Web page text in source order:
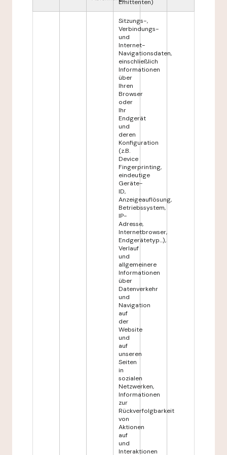
Emittenten)
Sitzungs-,
Verbindungs-
und
Internet-
Navigationsdaten,
einschließlich
Informationen
über
Ihren
Browser
oder
Ihr
Endgerät
und
deren
Konfiguration
(z.B.
Device
Fingerprinting,
eindeutige
Geräte-
ID,
Anzeigeauflösung,
Betriebssystem,
IP-
Adresse,
Internetbrowser,
Endgerätetyp...),
Verlauf
und
allgemeinere
Informationen
über
Datenverkehr
und
Navigation
auf
der
Website
und
auf
unseren
Seiten
in
sozialen
Netzwerken,
Informationen
zur
Rückverfolgbarkeit
von
Aktionen
auf
und
Interaktionen